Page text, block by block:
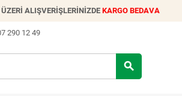
ALIŞVERİŞLERİNİZDE KARGO BEDAVA
290 12 49
search